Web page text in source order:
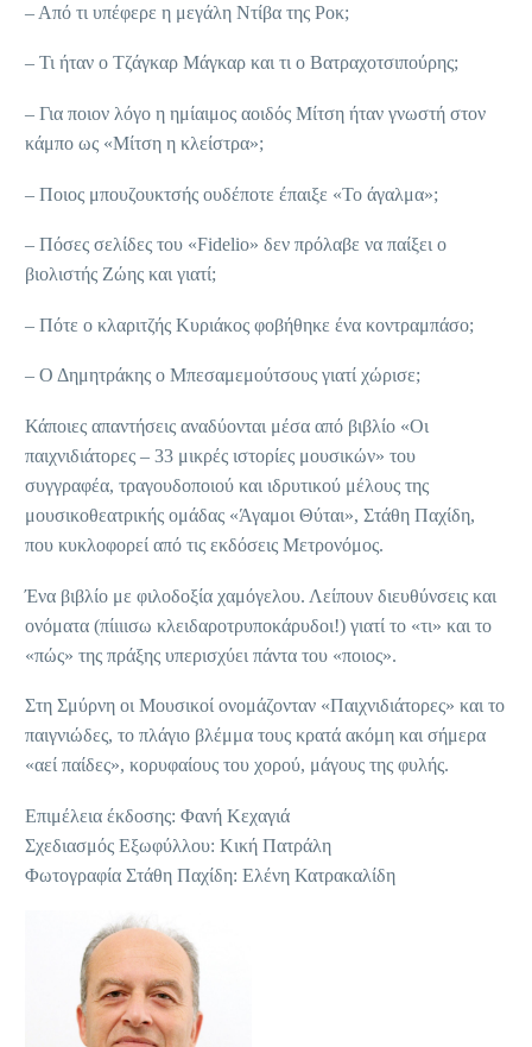
– Από τι υπέφερε η μεγάλη Ντίβα της Ροκ;
– Τι ήταν ο Τζάγκαρ Μάγκαρ και τι ο Βατραχοτσιπούρης;
– Για ποιον λόγο η ημίαιμος αοιδός Μίτση ήταν γνωστή στον
κάμπο ως «Μίτση η κλείστρα»;
– Ποιος μπουζουκτσής ουδέποτε έπαιξε «Το άγαλμα»;
– Πόσες σελίδες του «Fidelio» δεν πρόλαβε να παίξει ο
βιολιστής Ζώης και γιατί;
– Πότε ο κλαριτζής Κυριάκος φοβήθηκε ένα κοντραμπάσο;
– Ο Δημητράκης ο Μπεσαμεμούτσους γιατί χώρισε;
Κάποιες απαντήσεις αναδύονται μέσα από βιβλίο «Οι
παιχνιδιάτορες – 33 μικρές ιστορίες μουσικών» του
συγγραφέα, τραγουδοποιού και ιδρυτικού μέλους της
μουσικοθεατρικής ομάδας «Άγαμοι Θύται», Στάθη Παχίδη,
που κυκλοφορεί από τις εκδόσεις Μετρονόμος.
Ένα βιβλίο με φιλοδοξία χαμόγελου. Λείπουν διευθύνσεις και
ονόματα (πίιιισω κλειδαροτρυποκάρυδοι!) γιατί το «τι» και το
«πώς» της πράξης υπερισχύει πάντα του «ποιος».
Στη Σμύρνη οι Μουσικοί ονομάζονταν «Παιχνιδιάτορες» και το
παιγνιώδες, το πλάγιο βλέμμα τους κρατά ακόμη και σήμερα
«αεί παίδες», κορυφαίους του χορού, μάγους της φυλής.
Επιμέλεια έκδοσης: Φανή Κεχαγιά
Σχεδιασμός Εξωφύλλου: Κική Πατράλη
Φωτογραφία Στάθη Παχίδη: Ελένη Κατρακαλίδη